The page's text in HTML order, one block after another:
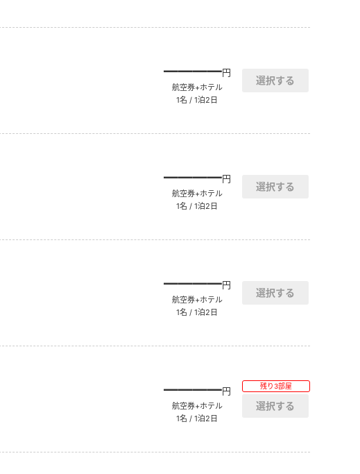
――――円
航空券+ホテル
1名 / 1泊2日
――――円
航空券+ホテル
1名 / 1泊2日
――――円
航空券+ホテル
1名 / 1泊2日
――――円
航空券+ホテル
1名 / 1泊2日
残り3部屋